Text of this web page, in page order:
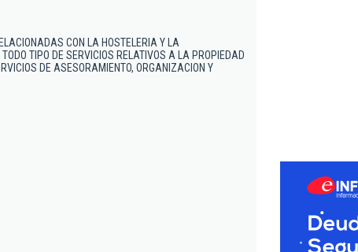
CON LA HOSTELERIA Y LA
TIPO DE SERVICIOS RELATIVOS A LA PROPIEDAD
DE ASESORAMIENTO, ORGANIZACION Y